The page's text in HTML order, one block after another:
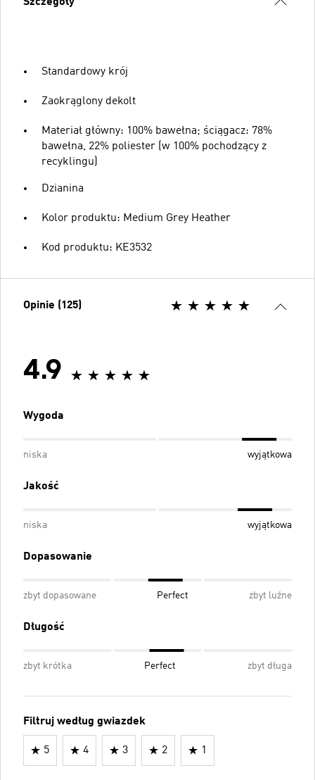
Standardowy krój
Zaokrąglony dekolt
Materiał główny: 100% bawełna; ściągacz: 78%
bawełna, 22% poliester (w 100% pochodzący z
recyklingu)
Dzianina
Kolor produktu: Medium Grey Heather
Kod produktu: KE3532
Opinie (125)
4.9
Wygoda
niska wyjątkowa
Jakość
niska wyjątkowa
Dopasowanie
zbyt dopasowane Perfect zbyt luźne
Długość
zbyt krótka Perfect zbyt długa
Filtruj według gwiazdek
5 4 3 2 1